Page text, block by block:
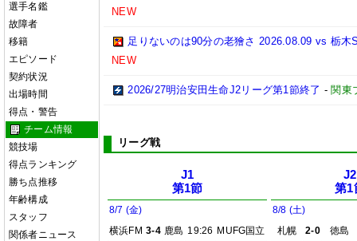
選手名鑑
故障者
移籍
エピソード
契約状況
出場時間
得点・警告
チーム情報
競技場
得点ランキング
勝ち点推移
年齢構成
スタッフ
関係者ニュース
NEW
足りないのは90分の老獪さ 2026.08.09 vs 栃木
NEW
2026/27明治安田生命J2リーグ第1節終了 - 関東
リーグ戦
J1
第1節
8/7 (金)
横浜FM 3-4 鹿島 19:26 MUFG国立
J2
第1
8/8 (土)
札幌
2-0
徳島